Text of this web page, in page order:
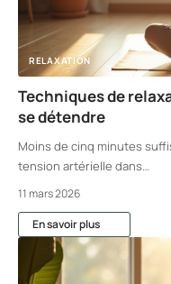
RELAXATION
Techniques de
se détendre
Moins de cinq minutes
tension artérielle dans…
11 mars 2026
En savoir plus